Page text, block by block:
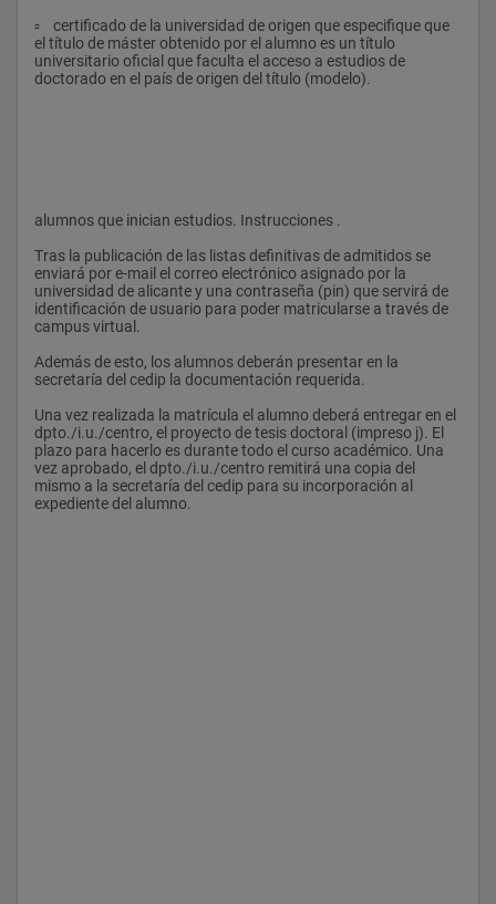
Derecho de Sociedades
Derecho del Mercado de Valores
Derecho Turístico
Derecho internacional del medio ambiente
Derecho internacional de los derechos humanos
Aplicación de normas internacionales
Derecho de la Unión Europea
Nuevas formas de delincuencia en el Código Penal de 1995
Derecho hereditario romano
Derecho Penal Romano
Dret Històric Valencià
Derecho Público Romano
▫    certificado de la universidad de origen que especifique que
el título de máster obtenido por el alumno es un título
universitario oficial que faculta el acceso a estudios de
doctorado en el país de origen del título (modelo).
alumnos que inician estudios. Instrucciones .
Tras la publicación de las listas definitivas de admitidos se
enviará por e-mail el correo electrónico asignado por la
universidad de alicante y una contraseña (pin) que servirá de
identificación de usuario para poder matricularse a través de
campus virtual.
Además de esto, los alumnos deberán presentar en la
secretaría del cedip la documentación requerida.
Una vez realizada la matrícula el alumno deberá entregar en el
dpto./i.u./centro, el proyecto de tesis doctoral (impreso j). El
plazo para hacerlo es durante todo el curso académico. Una
vez aprobado, el dpto./i.u./centro remitirá una copia del
mismo a la secretaría del cedip para su incorporación al
expediente del alumno.